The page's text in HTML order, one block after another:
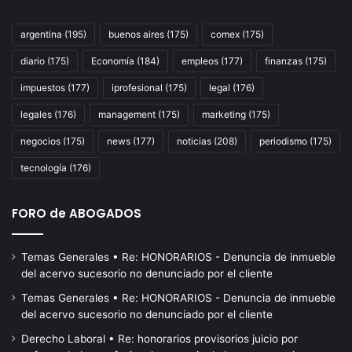
pero
2,7%
argentina (195) buenos aires (175) comex (175)
diario (175) Economía (184) empleos (177) finanzas (175)
impuestos (177) iprofesional (175) legal (176)
legales (176) management (175) marketing (175)
negocios (175) news (177) noticias (208) periodismo (175)
tecnología (176)
FORO de ABOGADOS
Temas Generales • Re: HONORARIOS - Denuncia de inmueble
del acervo sucesorio no denunciado por el cliente
Temas Generales • Re: HONORARIOS - Denuncia de inmueble
del acervo sucesorio no denunciado por el cliente
Derecho Laboral • Re: honorarios provisorios juicio por